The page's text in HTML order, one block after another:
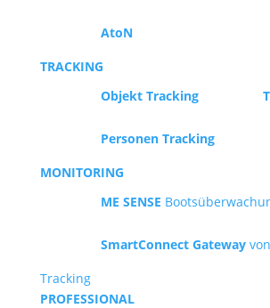
AtoN
TRACKING
Objekt Tracking
Personen Tracking
MONITORING
ME SENSE
SmartConnect Gateway
Tracking
PROFESSIONAL